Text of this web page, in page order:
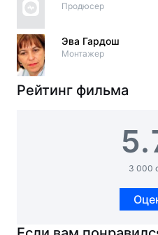
Продюсер
Эва Гардош
Монтажер
Рейтинг фильма
3 000